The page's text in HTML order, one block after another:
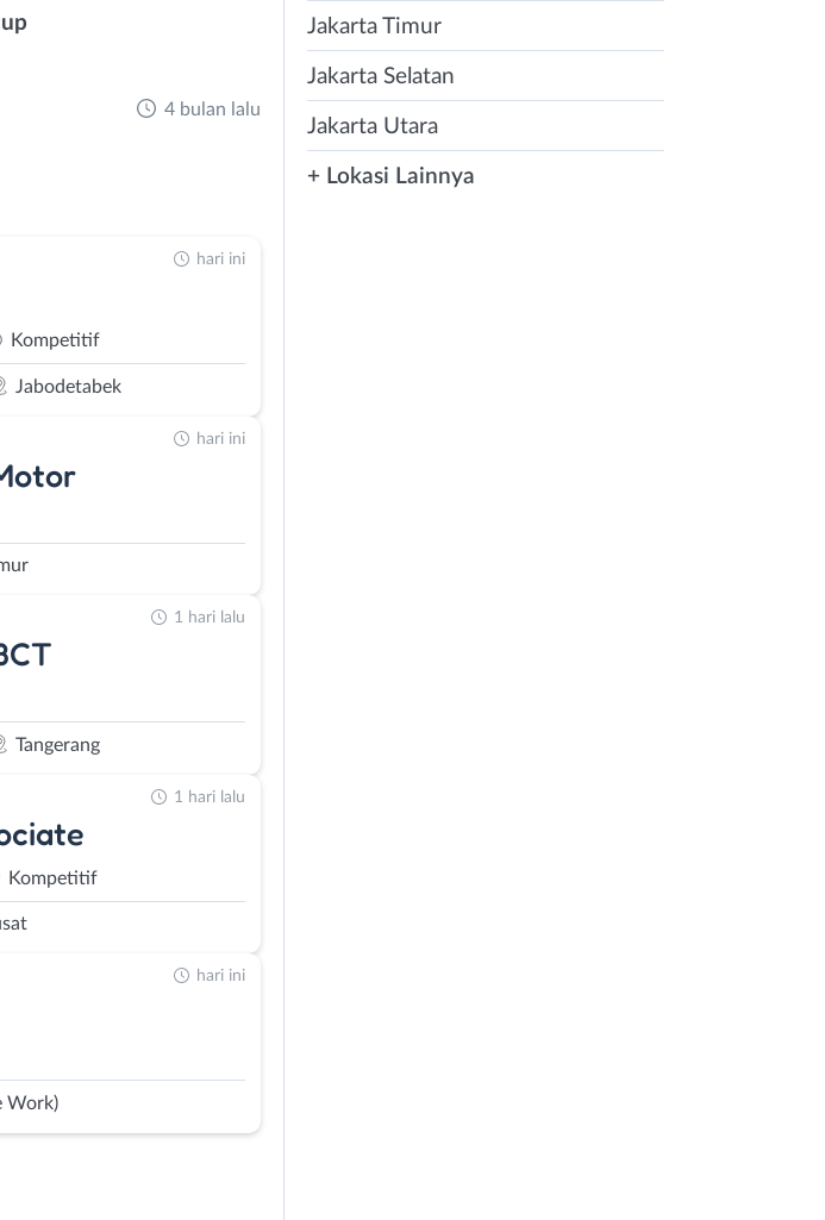
4 bulan lalu
Kompetitif
Jabodetabek
hari ini
hari ini
Tangerang
1 hari lalu
Kompetitif
1 hari lalu
Work)
hari ini
Jakarta Timur
Jakarta Selatan
Jakarta Utara
+ Lokasi Lainnya